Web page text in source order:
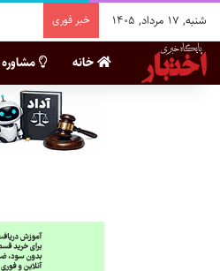
شنبه, ۱۷ مرداد, ۱۴۰۵ خبر فوری
خانه